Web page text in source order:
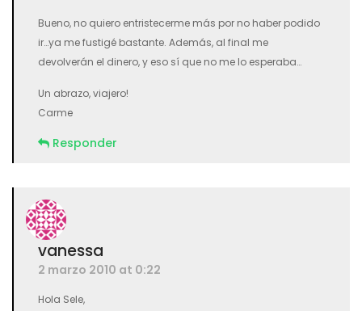
Bueno, no quiero entristecerme más por no haber podido
ir…ya me fustigé bastante. Además, al final me
devolverán el dinero, y eso sí que no me lo esperaba…
Un abrazo, viajero!
Carme
Responder
vanessa
2 marzo 2010 at 0:22
Hola Sele,